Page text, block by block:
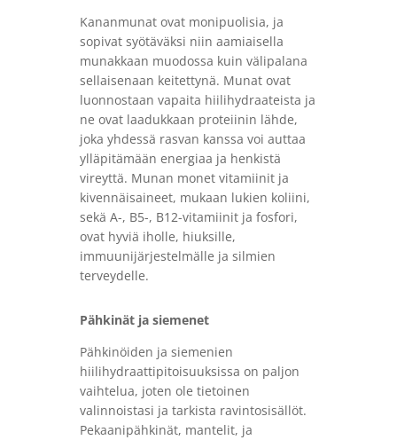
Kananmunat ovat monipuolisia, ja
sopivat syötäväksi niin aamiaisella
munakkaan muodossa kuin välipalana
sellaisenaan keitettynä. Munat ovat
luonnostaan ​​vapaita hiilihydraateista ja
ne ovat laadukkaan proteiinin lähde,
joka yhdessä rasvan kanssa voi auttaa
ylläpitämään energiaa ja henkistä
vireyttä. Munan monet vitamiinit ja
kivennäisaineet, mukaan lukien koliini,
sekä A-, B5-, B12-vitamiinit ja fosfori,
ovat hyviä iholle, hiuksille,
immuunijärjestelmälle ja silmien
terveydelle.
Pähkinät ja siemenet
Pähkinöiden ja siemenien
hiilihydraattipitoisuuksissa on paljon
vaihtelua, joten ole tietoinen
valinnoistasi ja tarkista ravintosisällöt.
Pekaanipähkinät, mantelit, ja